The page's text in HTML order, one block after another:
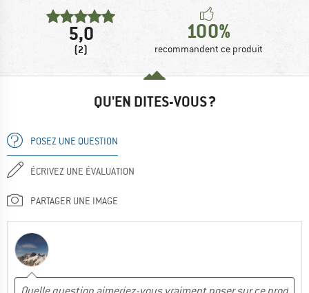
5,0
(2)
100%
recommandent ce produit
QU'EN DITES-VOUS ?
POSEZ UNE QUESTION
ÉCRIVEZ UNE ÉVALUATION
PARTAGER UNE IMAGE